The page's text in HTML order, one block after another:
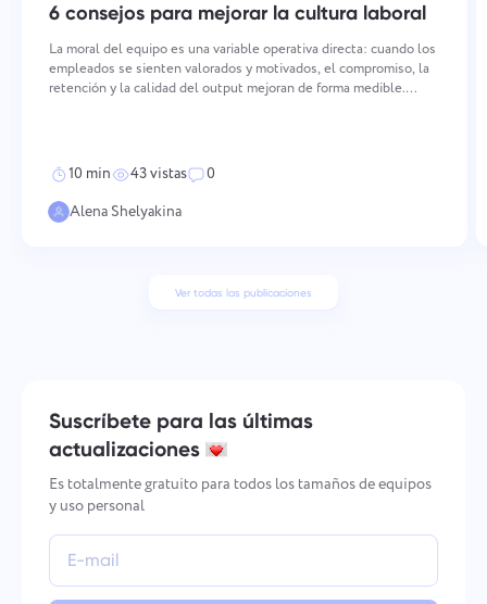
6 consejos para mejorar la cultura laboral
La moral del equipo es una variable operativa directa: cuando los
empleados se sienten valorados y motivados, el compromiso, la
retención y la calidad del output mejoran de forma medible.
10 min 43 vistas
0
Alena Shelyakina
Ver todas las publicaciones
Suscríbete para las últimas
actualizaciones
Es totalmente gratuito para todos los tamaños de equipos
y uso personal